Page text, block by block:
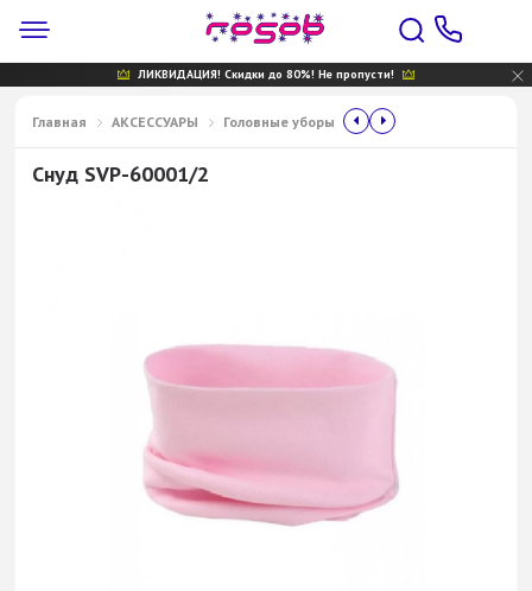
ЛИКВИДАЦИЯ! Скидки до 80%! Не пропусти!
Главная АКСЕССУАРЫ Головные уборы
Снуд SVP-60001/2